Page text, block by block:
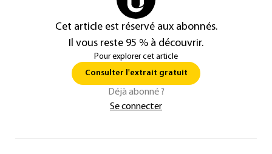
Cet article est réservé aux abonnés.
Il vous reste 95 % à découvrir.
Pour explorer cet article
Consulter l'extrait gratuit
Déjà abonné ?
Se connecter